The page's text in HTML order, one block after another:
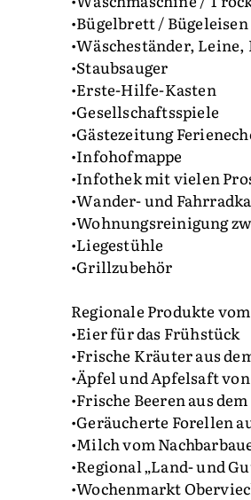
•Bügelbrett / Bügeleisen
•Wäscheständer,
•Staubsauger
•Erste-Hilfe-Kasten
•Gesellschaftsspiele
•Gästezeitung
•Infohofmappe
•Infothek mit vielen
•Wander- und
•Wohnungsreinigung
•Liegestühle
•Grillzubehör
Regionale Produkte
•Eier für das Frühstück
•Frische Kräuter aus
•Äpfel und Apfelsaft
•Frische Beeren aus
•Geräucherte Forellen
•Milch vom
•Regional „Land- und
•Wochenmarkt